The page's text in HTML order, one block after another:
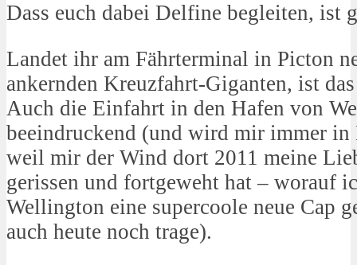
Dass euch dabei Delfine begleiten, ist
Landet ihr am Fährterminal in Picton
ankernden Kreuzfahrt-Giganten, ist
Auch die Einfahrt in den Hafen von
beeindruckend (und wird mir immer
weil mir der Wind dort 2011 meine
gerissen und fortgeweht hat – worauf
Wellington eine supercoole neue Cap
auch heute noch trage).